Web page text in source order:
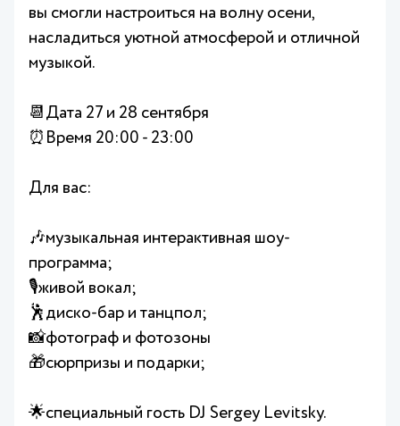
вы смогли настроиться на волну осени,
насладиться уютной атмосферой и отличной
музыкой.
📆Дата 27 и 28 сентября
⏰Время 20:00 - 23:00
Для вас:
🎶музыкальная интерактивная шоу-
программа;
🎙️живой вокал;
🕺диско-бар и танцпол;
📸фотограф и фотозоны
🎁сюрпризы и подарки;
🌟специальный гость DJ Sergey Levitsky.